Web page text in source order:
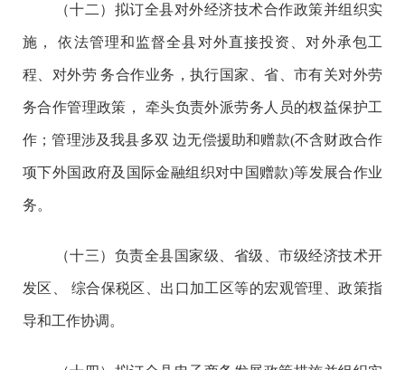
（十二）拟订全县对外经济技术合作政策并组织实
施， 依法管理和监督全县对外直接投资、对外承包工
程、对外劳 务合作业务，执行国家、省、市有关对外劳
务合作管理政策， 牵头负责外派劳务人员的杈益保护工
作；管理涉及我县多双 边无偿援助和赠款(不含财政合作
项下外国政府及国际金融组织对中国赠款)等发展合作业
务。
（十三）负责全县国家级、省级、市级经济技术开
发区、 综合保税区、出口加工区等的宏观管理、政策指
导和工作协调。